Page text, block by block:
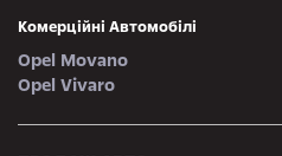
Комерційні Автомобілі
Opel Movano
Opel Vivaro